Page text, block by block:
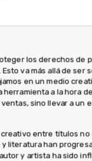
los derechos de
va más allá de ser
en un medio
a la hora
sino llevar a un
entre títulos
literatura han
y artista ha sido